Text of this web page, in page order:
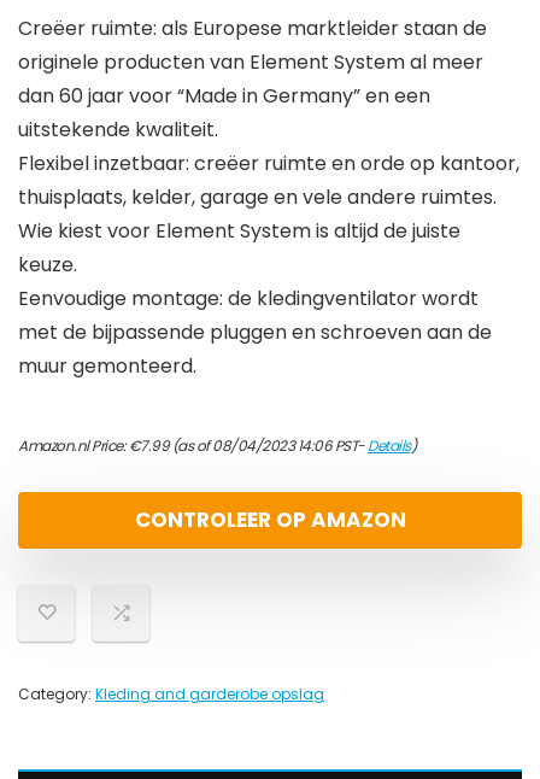
Creëer ruimte: als Europese marktleider staan de
originele producten van Element System al meer
dan 60 jaar voor “Made in Germany” en een
uitstekende kwaliteit.
Flexibel inzetbaar: creëer ruimte en orde op kantoor,
thuisplaats, kelder, garage en vele andere ruimtes.
Wie kiest voor Element System is altijd de juiste
keuze.
Eenvoudige montage: de kledingventilator wordt
met de bijpassende pluggen en schroeven aan de
muur gemonteerd.
Amazon.nl Price:€7.99(as of 08/04/2023 14:06 PST-Details)
CONTROLEER OP AMAZON
Category: Kleding and garderobe opslag